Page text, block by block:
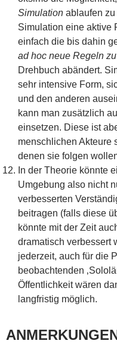
Simulation ablaufen
Simulation eine aktive
einfach die bis dahin
ad hoc neue Regeln
Drehbuch abändert.
sehr intensive Form,
und den anderen
kann man zusätzlich
einsetzen. Diese ist
menschlichen Akteure
denen sie folgen
In der Theorie könnte
Umgebung also nicht
verbesserten
beitragen (falls diese
könnte mit der Zeit
dramatisch verbessert
jederzeit, auch für die
beobachtenden
Öffentlichkeit wären
langfristig möglich.